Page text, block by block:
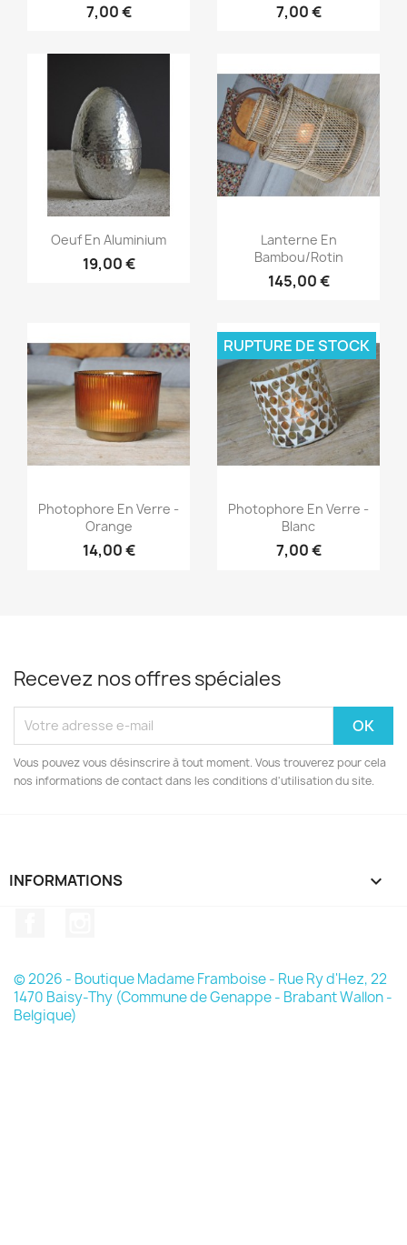
7,00 € 7,00 €
Aperçu rapide
Oeuf En Aluminium
19,00 €
Aperçu rapide
Lanterne En
Bambou/rotin
145,00 €
Aperçu rapide
Photophore En Verre -
Orange
14,00 €
Aperçu rapide
Photophore En Verre -
Blanc
7,00 €
RUPTURE DE STOCK
Recevez nos offres spéciales
Vous pouvez vous désinscrire à tout moment. Vous trouverez pour cela
nos informations de contact dans les conditions d'utilisation du site.
INFORMATIONS 
© 2026 - Boutique Madame Framboise - Rue Ry d'Hez, 22
1470 Baisy-Thy (Commune de Genappe - Brabant Wallon -
Belgique)